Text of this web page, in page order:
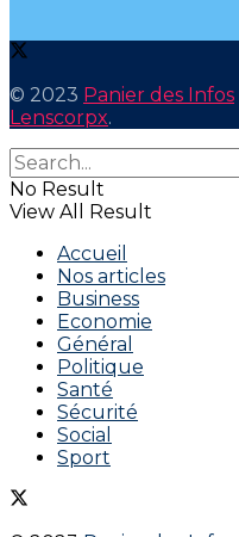
© 2023 Panier des Infos
Lenscorpx.
No Result
View All Result
Accueil
Nos articles
Business
Economie
Général
Politique
Santé
Sécurité
Social
Sport